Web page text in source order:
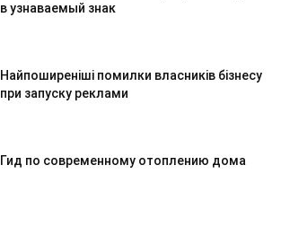
в узнаваемый знак
Найпоширеніші помилки власників бізнесу
при запуску реклами
Гид по современному отоплению дома